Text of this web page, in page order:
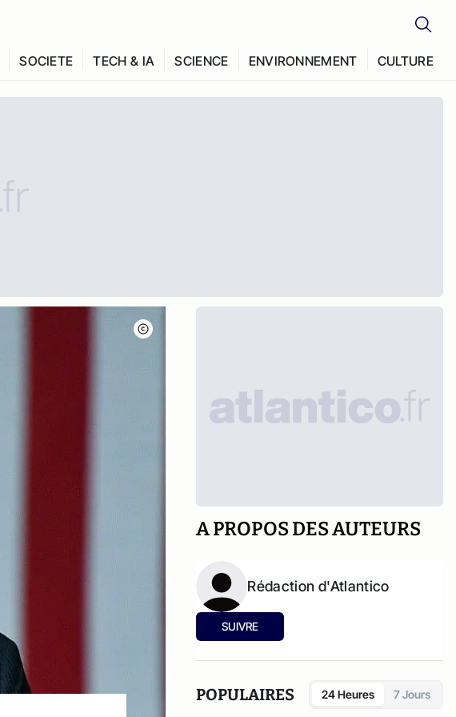
SOCIETE TECH & IA SCIENCE ENVIRONNEMENT CULTURE
A PROPOS DES AUTEURS
Rédaction d'Atlantico
SUIVRE
POPULAIRES 24 Heures 7 Jours